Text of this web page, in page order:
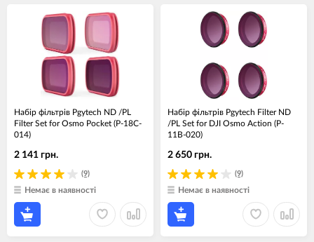
Набір фільтрів Pgytech ND /PL
Filter Set for Osmo Pocket (P-18C-
014)
(9)
2 141 грн.
Немає в наявності
Набір фільтрів Pgytech Filter ND
/PL Set for DJI Osmo Action (P-
11B-020)
(9)
2 650 грн.
Немає в наявності